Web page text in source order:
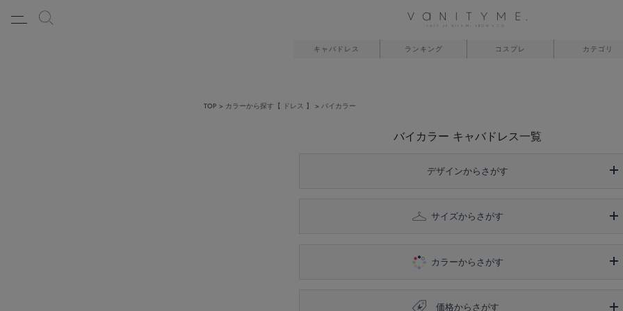
キャバドレス ランキング コスプレ カテゴリ
TOP カラーから探す【 ドレス 】 バイカラー
バイカラー キャバドレス一覧
デザインからさがす
サイズからさがす
カラーからさがす
価格からさがす